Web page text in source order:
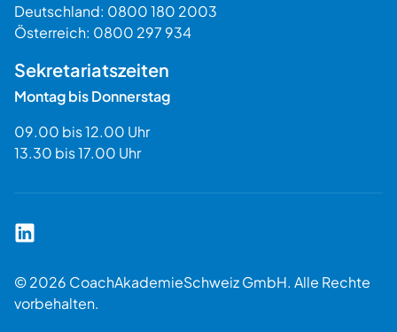
Deutschland: 0800 180 2003
Österreich: 0800 297 934
Sekretariatszeiten
Montag bis Donnerstag
09.00 bis 12.00 Uhr
13.30 bis 17.00 Uhr
Coach Akademie Schweiz auf LinkedIn
© 2026 CoachAkademieSchweiz GmbH. Alle Rechte
vorbehalten.